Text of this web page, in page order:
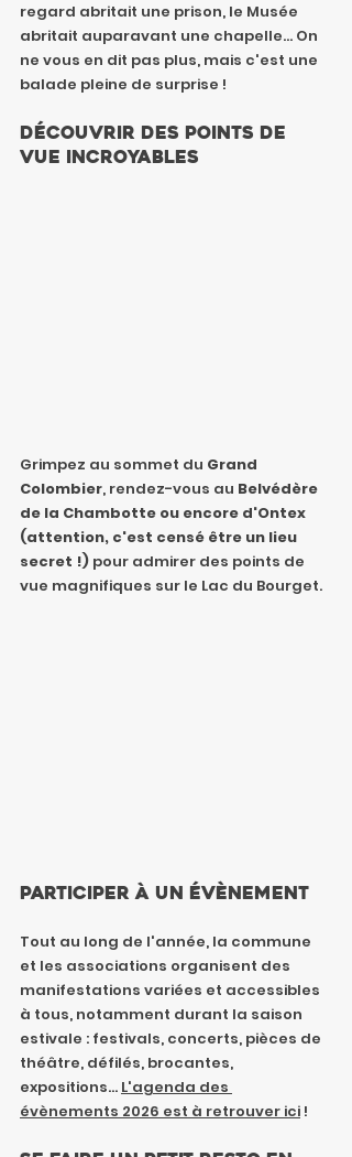
regard abritait une prison, le Musée
abritait auparavant une chapelle... On
ne vous en dit pas plus, mais c'est une
balade pleine de surprise !
Découvrir des points de
vue incroyables
Grimpez au sommet du Grand
Colombier, rendez-vous au Belvédère
de la Chambotte ou encore d'Ontex
(attention, c'est censé être un lieu
secret !) pour admirer des points de
vue magnifiques sur le Lac du Bourget.
Participer à un évènement
Tout au long de l'année, la commune
et les associations organisent des
manifestations variées et accessibles
à tous, notamment durant la saison
estivale : festivals, concerts, pièces de
théâtre, défilés, brocantes,
expositions... L'agenda des
évènements 2026 est à retrouver ici !